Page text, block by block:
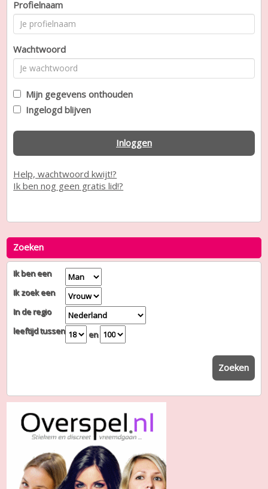
Profielnaam
Wachtwoord
Mijn gegevens onthouden
Ingelogd blijven
Inloggen
Help, wachtwoord kwijt!?
Ik ben nog geen gratis lid!?
Zoeken
Ik ben een
Ik zoek een
In de regio
leeftijd tussen
en
Zoeken